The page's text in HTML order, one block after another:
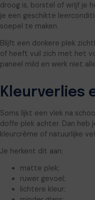
droog is, borstel of wrijf je
je een geschikte
soepel te maken.
Blijft een donkere plek
of heeft vuil zich met het
paneel mild en werk niet
Kleurverlies
Soms lijkt een vlek na
doffe plek achter. Dan heb
kleurcrème of natuurlijke
Je herkent dit aan:
matte plek;
ruwer gevoel;
lichtere kleur;